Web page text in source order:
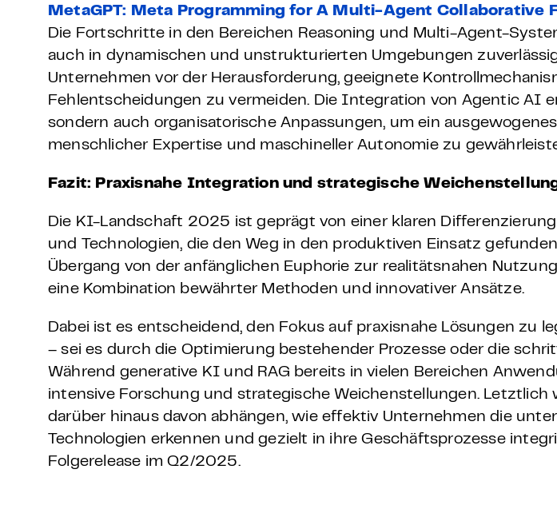
MetaGPT: Meta Programming for A Multi-Agent Collaborative
Die Fortschritte in den Bereichen Reasoning und Multi-Agent-
auch in dynamischen und unstrukturierten Umgebungen
Unternehmen vor der Herausforderung, geeignete
Fehlentscheidungen zu vermeiden. Die Integration von Agentic AI
sondern auch organisatorische Anpassungen, um ein
menschlicher Expertise und maschineller Autonomie zu
Fazit: Praxisnahe Integration und strategische
Die KI-Landschaft 2025 ist geprägt von einer klaren
und Technologien, die den Weg in den produktiven Einsatz
Übergang von der anfänglichen Euphorie zur realitätsnahen
eine Kombination bewährter Methoden und innovativer Ansätze.
Dabei ist es entscheidend, den Fokus auf praxisnahe Lösungen zu
– sei es durch die Optimierung bestehender Prozesse oder die
Während generative KI und RAG bereits in vielen Bereichen
intensive Forschung und strategische Weichenstellungen. Letztlich
darüber hinaus davon abhängen, wie effektiv Unternehmen die
Technologien erkennen und gezielt in ihre Geschäftsprozesse
Folgerelease im Q2/2025.